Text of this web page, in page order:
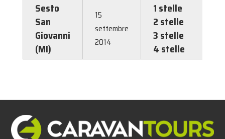
Sesto
San
Giovanni
(MI)
15
settembre
2014
1 stelle
2 stelle
3 stelle
4 stelle